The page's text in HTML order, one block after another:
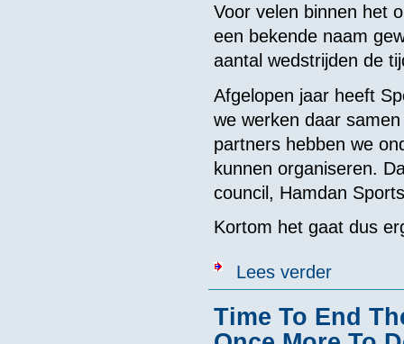
Voor velen binnen het
een bekende naam
aantal wedstrijden de
Afgelopen jaar heeft
we werken daar
partners hebben we
kunnen organiseren.
council, Hamdan
Kortom het gaat dus
Lees verderover
Time To End